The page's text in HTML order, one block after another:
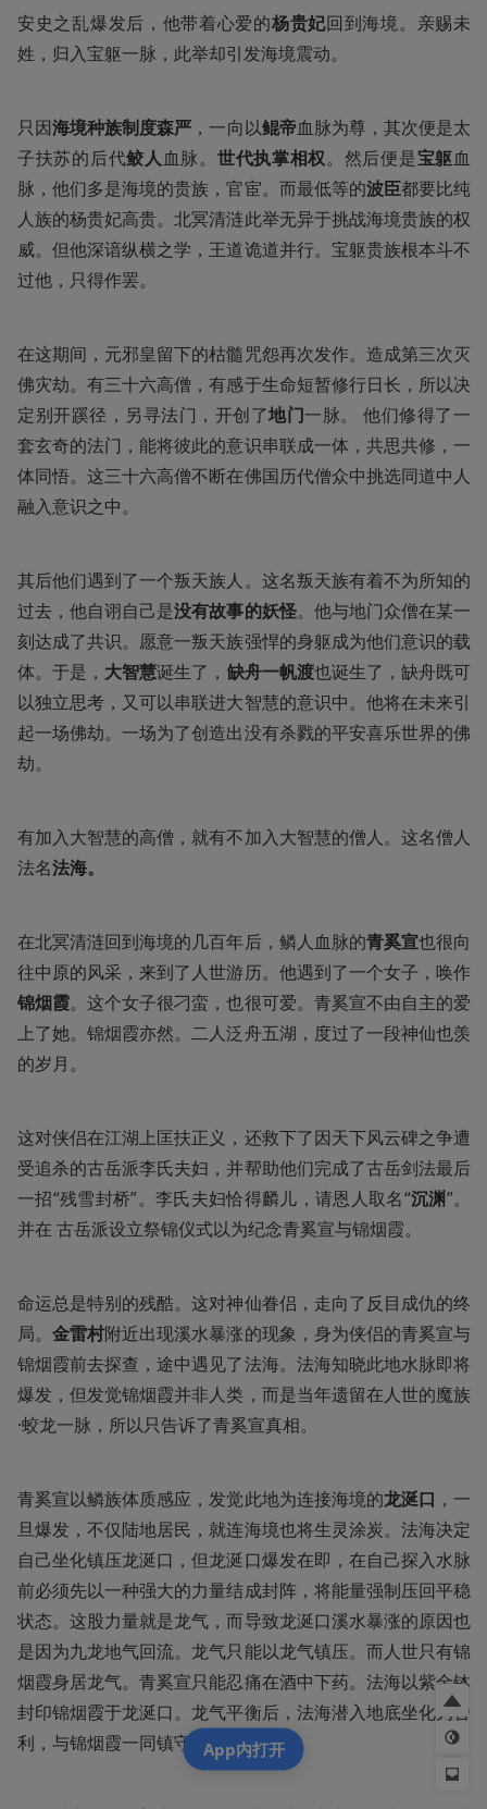
安史之乱爆发后，他带着心爱的杨贵妃回到海境。亲赐未
姓，归入宝躯一脉，此举却引发海境震动。
只因海境种族制度森严 ，一向以鲲帝血脉为尊，其次便是太
子扶苏的后代鲛人血脉。 世代执掌相权。然后便是宝躯血
脉，他们多是海境的贵族，官宦。而最低等的波臣都要比纯
人族的杨贵妃高贵。北冥清涟此举无异于挑战海境贵族的权
威。但他深谙纵横之学，王道诡道并行。宝躯贵族根本斗不
过他，只得作罢。
在这期间，元邪皇留下的枯髓咒怨再次发作。造成第三次灭
佛灾劫。有三十六高僧，有感于生命短暂修行日长，所以决
定别开蹊径，另寻法门，开创了地门一脉。 他们修得了一
套玄奇的法门，能将彼此的意识串联成一体，共思共修，一
体同悟。这三十六高僧不断在佛国历代僧众中挑选同道中人
融入意识之中。
其后他们遇到了一个叛天族人。这名叛天族有着不为所知的
过去，他自诩自己是没有故事的妖怪。他与地门众僧在某一
刻达成了共识。愿意一叛天族强悍的身躯成为他们意识的载
体。于是， 大智慧诞生了， 缺舟一帆渡也诞生了，缺舟既可
以独立思考，又可以串联进大智慧的意识中。他将在未来引
起一场佛劫。一场为了创造出没有杀戮的平安喜乐世界的佛
劫。
有加入大智慧的高僧，就有不加入大智慧的僧人。这名僧人
法名法海。
在北冥清涟回到海境的几百年后，鳞人血脉的青奚宣也很向
往中原的风采，来到了人世游历。他遇到了一个女子，唤作
锦烟霞。这个女子很刁蛮，也很可爱。青奚宣不由自主的爱
上了她。锦烟霞亦然。二人泛舟五湖，度过了一段神仙也羡
的岁月。
这对侠侣在江湖上匡扶正义，还救下了因天下风云碑之争遭
受追杀的古岳派李氏夫妇，并帮助他们完成了古岳剑法最后
一招“残雪封桥”。李氏夫妇恰得麟儿，请恩人取名“沉渊”。
并在 古岳派设立祭锦仪式以为纪念青奚宣与锦烟霞。
命运总是特别的残酷。这对神仙眷侣，走向了反目成仇的终
局。金雷村附近出现溪水暴涨的现象，身为侠侣的青奚宣与
锦烟霞前去探查，途中遇见了法海。法海知晓此地水脉即将
爆发，但发觉锦烟霞并非人类，而是当年遗留在人世的魔族
·蛟龙一脉，所以只告诉了青奚宣真相。
青奚宣以鳞族体质感应，发觉此地为连接海境的龙涎口 ，一
旦爆发，不仅陆地居民，就连海境也将生灵涂炭。法海决定
自己坐化镇压龙涎口，但龙涎口爆发在即，在自己探入水脉
前必须先以一种强大的力量结成封阵，将能量强制压回平稳
状态。这股力量就是龙气，而导致龙涎口溪水暴涨的原因也
是因为九龙地气回流。龙气只能以龙气镇压。而人世只有锦
烟霞身居龙气。青奚宣只能忍痛在酒中下药。法海以紫金钵
封印锦烟霞于龙涎口。龙气平衡后，法海潜入地底坐化为舍
利，与锦烟霞一同镇守龙涎口百年。
App内打开